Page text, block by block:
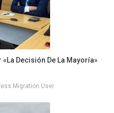
Decisión De La Mayoría»
Migration User